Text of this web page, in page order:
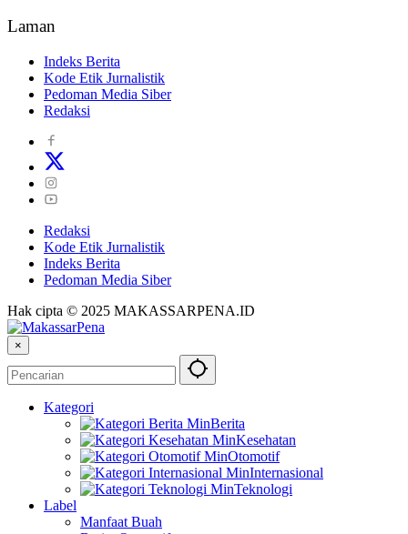
Laman
Indeks Berita
Kode Etik Jurnalistik
Pedoman Media Siber
Redaksi
Redaksi
Kode Etik Jurnalistik
Indeks Berita
Pedoman Media Siber
Hak cipta © 2025 MAKASSARPENA.ID
×
Kategori
Berita
Kesehatan
Otomotif
Internasional
Teknologi
Label
Manfaat Buah